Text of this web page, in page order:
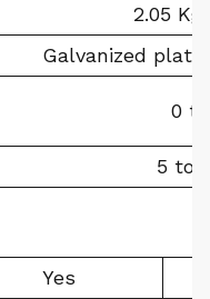
2.05 Kg
Galvanized
0
5 to
Yes